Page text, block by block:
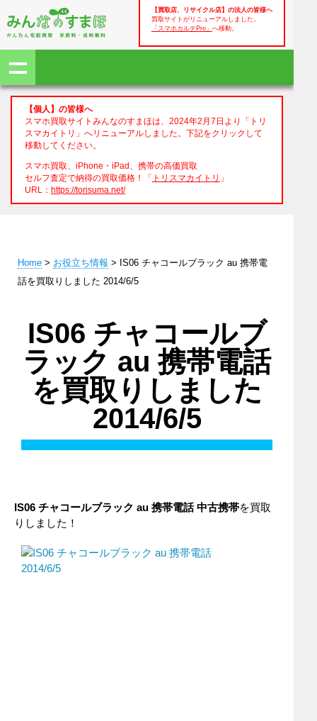
【買取店、リサイクル店】の法人の皆様へ
買取サイトがリニューアルしました。
「スマホカルテPro」 へ移動。
【個人】の皆様へ
スマホ買取サイトみんなのすまほは、2024年2月7日より「トリ
スマカイトリ」へリニューアルしました。下記をクリックして
移動してください。
スマホ買取、iPhone・iPad、携帯の高価買取
セルフ査定で納得の買取価格！「 トリスマカイトリ 」
URL： https://torisuma.net/
Home > お役立ち情報 > IS06 チャコールブラック au 携帯電
話を買取りしました 2014/6/5
IS06 チャコールブ
ラック au 携帯電話
を買取りしました
2014/6/5
IS06 チャコールブラック au 携帯電話中古携帯を買取
りしました！